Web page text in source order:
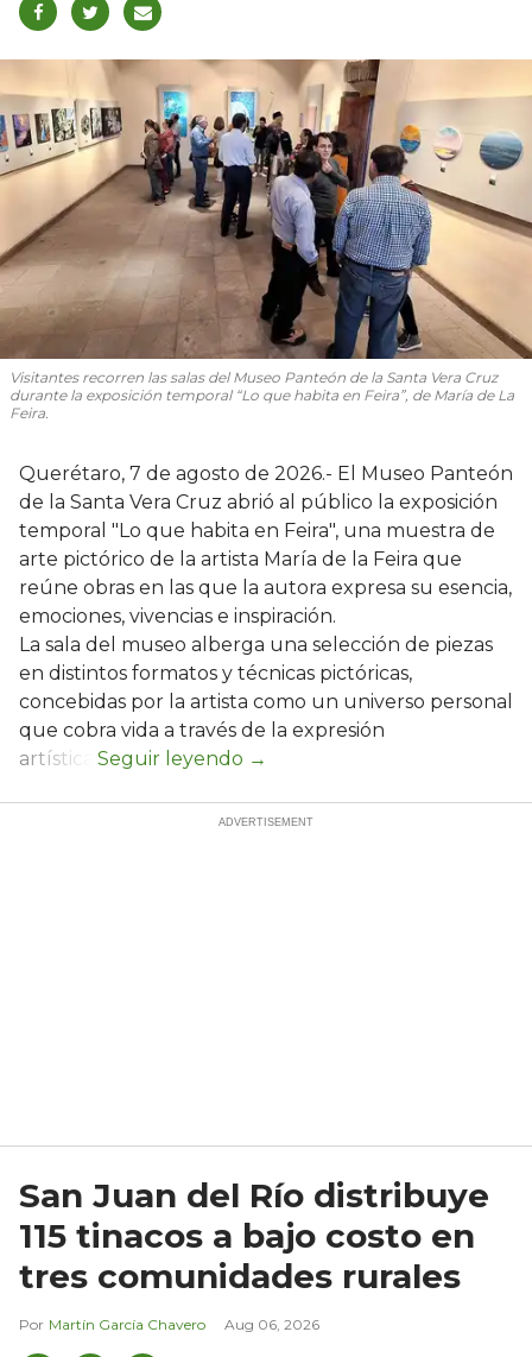
Visitantes recorren las salas del Museo Panteón de la Santa Vera Cruz
durante la exposición temporal “Lo que habita en Feira”, de María de La
Feira.
Querétaro, 7 de agosto de 2026.- El Museo Panteón
de la Santa Vera Cruz abrió al público la exposición
temporal "Lo que habita en Feira", una muestra de
arte pictórico de la artista María de la Feira que
reúne obras en las que la autora expresa su esencia,
emociones, vivencias e inspiración.
La sala del museo alberga una selección de piezas
en distintos formatos y técnicas pictóricas,
concebidas por la artista como un universo personal
que cobra vida a través de la expresión
artística.
San Juan del Río distribuye
115 tinacos a bajo costo en
tres comunidades rurales
Martín García Chavero Aug 06, 2026